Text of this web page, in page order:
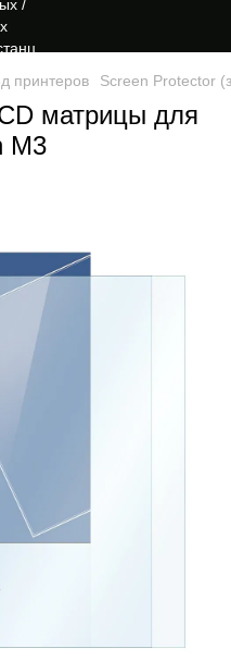
принтеров Screen Protector
матрицы для
M3